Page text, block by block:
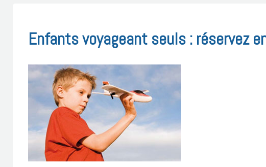
Enfants voyageant seuls : réservez